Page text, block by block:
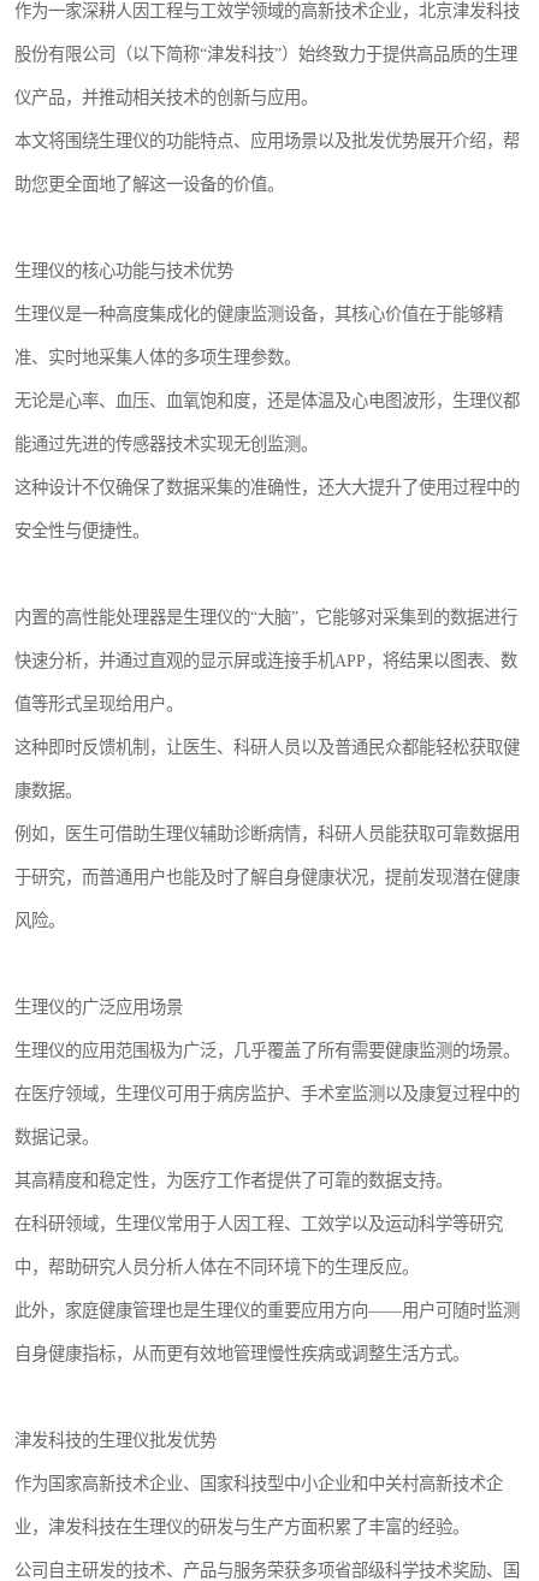
作为一家深耕人因工程与工效学领域的高新技术企业，北京津发科技
股份有限公司（以下简称“津发科技”）始终致力于提供高品质的生理
仪产品，并推动相关技术的创新与应用。
本文将围绕生理仪的功能特点、应用场景以及批发优势展开介绍，帮
助您更全面地了解这一设备的价值。
生理仪的核心功能与技术优势
生理仪是一种高度集成化的健康监测设备，其核心价值在于能够精
准、实时地采集人体的多项生理参数。
无论是心率、血压、血氧饱和度，还是体温及心电图波形，生理仪都
能通过先进的传感器技术实现无创监测。
这种设计不仅确保了数据采集的准确性，还大大提升了使用过程中的
安全性与便捷性。
内置的高性能处理器是生理仪的“大脑”，它能够对采集到的数据进行
快速分析，并通过直观的显示屏或连接手机APP，将结果以图表、数
值等形式呈现给用户。
这种即时反馈机制，让医生、科研人员以及普通民众都能轻松获取健
康数据。
例如，医生可借助生理仪辅助诊断病情，科研人员能获取可靠数据用
于研究，而普通用户也能及时了解自身健康状况，提前发现潜在健康
风险。
生理仪的广泛应用场景
生理仪的应用范围极为广泛，几乎覆盖了所有需要健康监测的场景。
在医疗领域，生理仪可用于病房监护、手术室监测以及康复过程中的
数据记录。
其高精度和稳定性，为医疗工作者提供了可靠的数据支持。
在科研领域，生理仪常用于人因工程、工效学以及运动科学等研究
中，帮助研究人员分析人体在不同环境下的生理反应。
此外，家庭健康管理也是生理仪的重要应用方向——用户可随时监测
自身健康指标，从而更有效地管理慢性疾病或调整生活方式。
津发科技的生理仪批发优势
作为国家高新技术企业、国家科技型中小企业和中关村高新技术企
业，津发科技在生理仪的研发与生产方面积累了丰富的经验。
公司自主研发的技术、产品与服务荣获多项省部级科学技术奖励、国